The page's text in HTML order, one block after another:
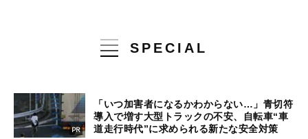
SPECIAL
「いつ加害者になるかわからない…」青切符
導入で増す大型トラックの不安、自転車“車
道走行時代”に求められる新たな安全対策